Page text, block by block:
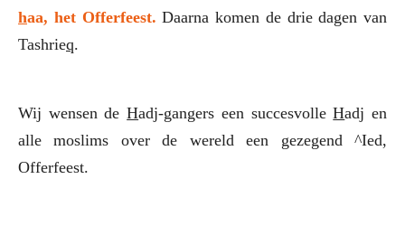
haa, het Offerfeest. Daarna komen de drie dagen van
Tashrieq.
Wij wensen deHadj-gangers een succesvolleHadj en
alle moslims over de wereld een gezegend ^Ied,
Offerfeest.